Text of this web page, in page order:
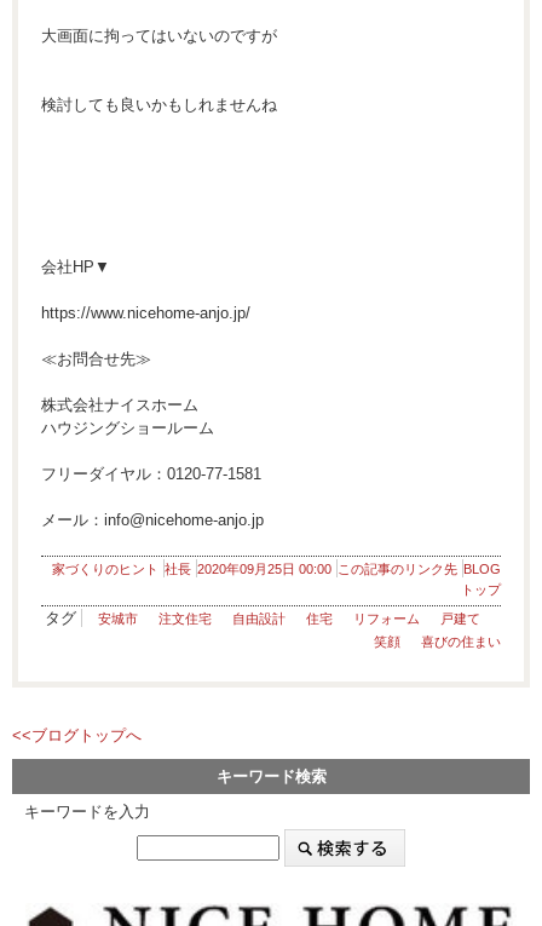
大画面に拘ってはいないのですが
検討しても良いかもしれませんね
会社HP▼
https://www.nicehome-anjo.jp/
≪お問合せ先≫
株式会社ナイスホーム
ハウジングショールーム
フリーダイヤル：0120-77-1581
メール：info@nicehome-anjo.jp
家づくりのヒント 社長 2020年09月25日 00:00 この記事のリンク先 BLOG
トップ
タグ 安城市 注文住宅 自由設計 住宅 リフォーム
戸建て
笑顔
喜びの住まい
<<ブログトップへ
キーワード検索
キーワードを入力